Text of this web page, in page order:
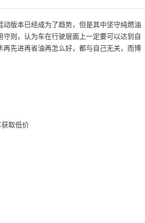
版本已经成为了趋势，但是其中坚守纯燃油
则，认为车在行驶层面上一定要可以达到自
先进再省油再怎么好，都与自己无关，而博
取低价